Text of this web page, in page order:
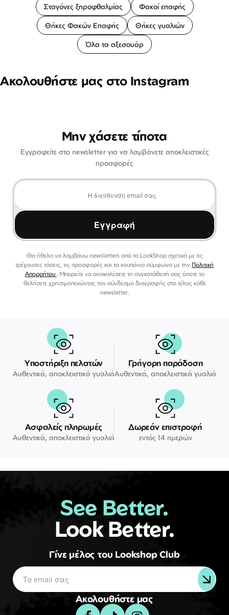
Σταγόνες ξηροφθαλμίας Φακοί επαφής
Θήκες Φακών Επαφής Θήκες γυαλιών
Όλα τα αξεσουάρ
Ακολουθήστε μας στο Instagram
Μην χάσετε τίποτα
Εγγραφείτε στο newsletter για να λαμβάνετε αποκλειστικές
προσφορές
Εγγραφή
Θα ήθελα να λαμβάνω newsletters από το LookShop σχετικά με τις
τρέχουσες τάσεις, τις προσφορές και τα κουπόνια σύμφωνα με την Πολιτική
Απορρήτου . Μπορείτε να ανακαλέσετε τη συγκατάθεσή σας όποτε το
θελήσετε χρησιμοποιώντας τον σύνδεσμο διαγραφής στο τέλος κάθε
newsletter.
Υποστήριξη πελατών
Αυθεντικά, αποκλειστικά γυαλιά
Γρήγορη παράδοση
Αυθεντικά, αποκλειστικά γυαλιά
Ασφαλείς πληρωμές
Αυθεντικά, αποκλειστικά γυαλιά
Δωρεάν επιστροφή
εντός 14 ημερών
See Better.
Look Better.
Γίνε μέλος του Lookshop Club
Ακολουθήστε μας